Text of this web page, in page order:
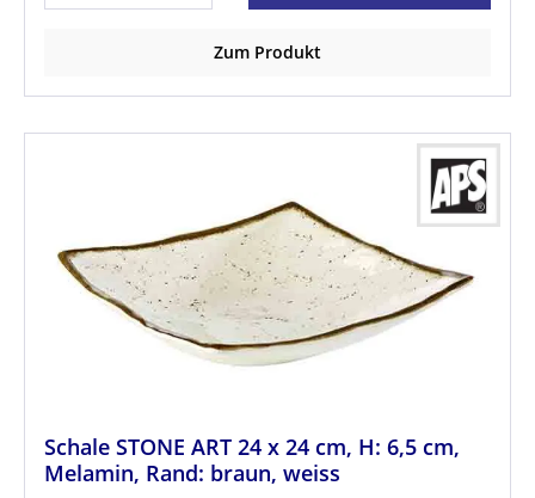
Zum Produkt
Schale STONE ART 24 x 24 cm, H: 6,5 cm,
Melamin, Rand: braun, weiss